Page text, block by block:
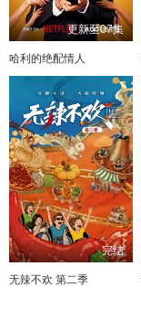
更新至07集
哈利的绝配情人
完结
无辣不欢 第二季